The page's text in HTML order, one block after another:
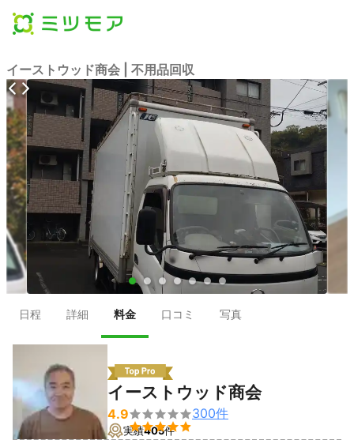
イーストウッド商会 | 不用品回収
● ● ● ● ● ● ●
日程 詳細 料金 口コミ 写真
イーストウッド商会
4.9

300件
実績405件